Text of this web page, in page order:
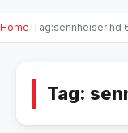
Home Tag:sennheiser hd
Tag: